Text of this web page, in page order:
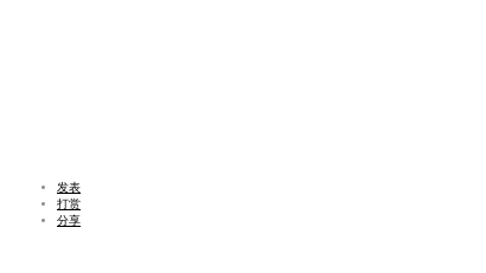
发表
打赏
分享